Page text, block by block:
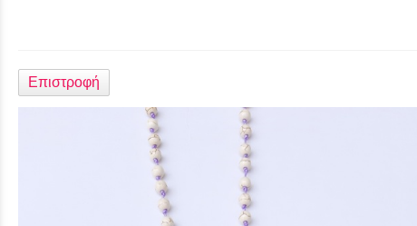
Επιστροφή